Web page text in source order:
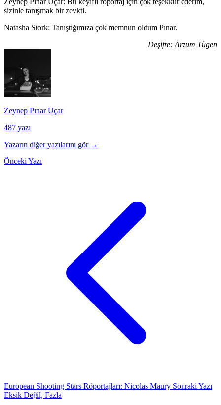
sizinle tanışmak bir zevkti.
Natasha Stork: Tanıştığımıza çok memnun oldum Pınar.
Deşifre: Arzum Tügen
Zeynep Pınar Uçar
487 yazı
Yazarın diğer yazılarını gör →
Önceki Yazı
European Shooting Stars Röportajları: Nicolas Maury Sonraki Yazı
Eksik Değil, Fazla